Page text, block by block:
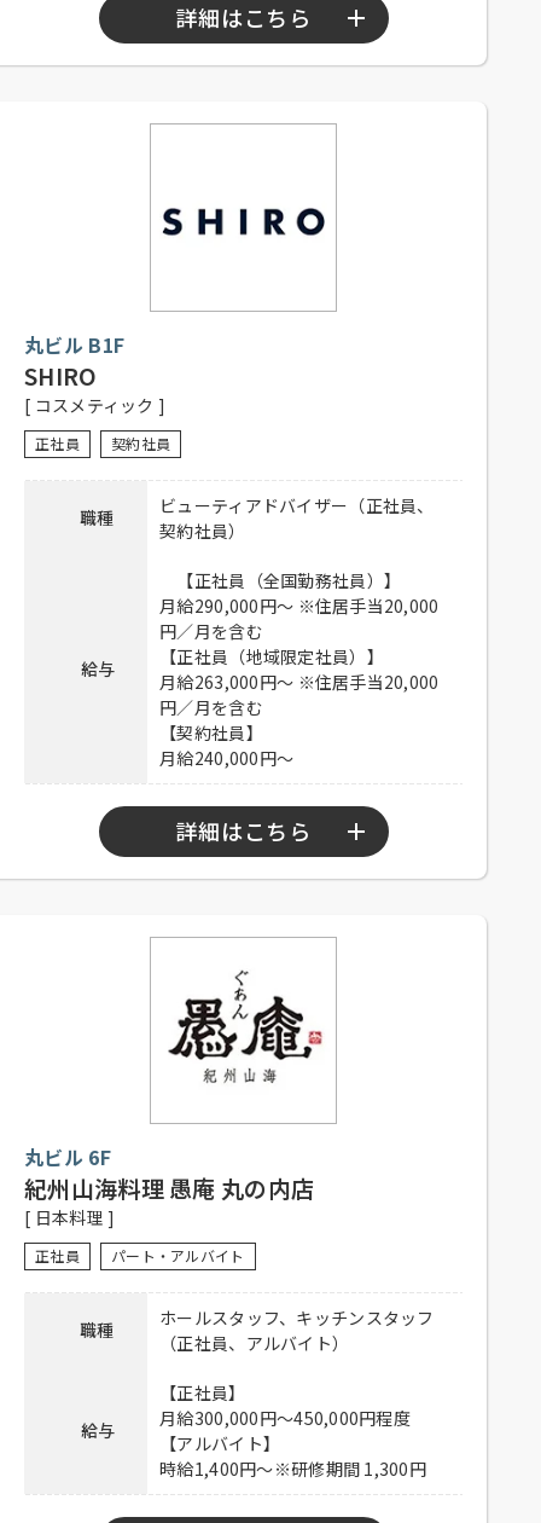
詳細はこちら
社内割引あり、交通費一部支給（上
社員登用制度もございます。お気軽
応募方法
書・自己PR文または、職務経歴書を
ご郵送ください。
丸ビル B1F
SHIRO
[ コスメティック ]
正社員 契約社員
職種
ビューティアドバイザー（正社員、
契約社員）
給与
【正社員（全国勤務社員）】
月給290,000円～ ※住居手当20,000
円／月を含む
【正社員（地域限定社員）】
月給263,000円～ ※住居手当20,000
円／月を含む
【契約社員】
月給240,000円～
詳細はこちら
※時短勤務制度あり（勤務時間は110～150時間
／月 から選択可能）
※1か月単位の変形労働時間制
子育てが事由の場合、お子様が高校卒業まで適
待遇
有り、社保完備、制服貸与、社内割引有り、子
ども手当あり（高校卒業（相当）までのお子様
（上限50,000円／月）
応募方法
下記URLよりご応募ください。
https://hrmos.co/pages/shiro/jobs/0001360
0120-275-606 担当：人事採用グループ
丸ビル 6F
紀州山海料理 愚庵 丸の内店
[ 日本料理 ]
正社員 パート・アルバイト
職種
ホールスタッフ、キッチンスタッフ
（正社員、アルバイト）
給与
【正社員】
月給300,000円～450,000円程度
【アルバイト】
時給1,400円～※研修期間 1,300円